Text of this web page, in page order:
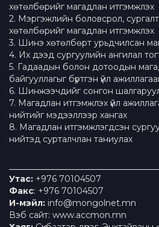
хөтөлбөрийг магадлан итгэмжлэх
2. Мэргэжлийн боловсрол,
хөтөлбөрийг магадлан итгэмжлэх
3. Шинэ хөтөлбөрт урьдчилсан
4. Их дээд сургуулийн ангилал
5. Гадаадын болон дотоодын
байгууллагыг бүртгэн үйл
6. Шинжээчдийг сонгон
7. Магадлан итгэмжлэх үйл
нийтийг мэдээллээр хангах
8. Магадлан итгэмжлэгдсэн
нийтэд сурталчлан таниулах
Утас: +976 70104507
Факс: +976 70104507
И-мэйл: info@mongolnet.mn
Вэб сайт: www.accmon.mn